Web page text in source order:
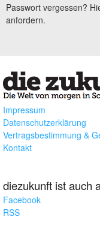
Passwort vergessen?
anfordern.
Impressum
Datenschutzerklärung
Vertragsbestimmung &
Kontakt
diezukunft ist auch
Facebook
RSS